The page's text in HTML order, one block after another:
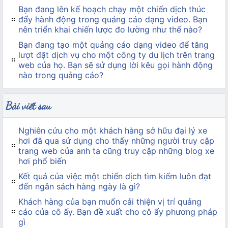
Bạn đang lên kế hoạch chạy một chiến dịch thúc
đẩy hành động trong quảng cáo dạng video. Bạn
nên triển khai chiến lược đo lường như thế nào?
Bạn đang tạo một quảng cáo dạng video để tăng
lượt đặt dịch vụ cho một công ty du lịch trên trang
web của họ. Bạn sẽ sử dụng lời kêu gọi hành động
nào trong quảng cáo?
Bài viết sau
Nghiên cứu cho một khách hàng sở hữu đại lý xe
hơi đã qua sử dụng cho thấy những người truy cập
trang web của anh ta cũng truy cập những blog xe
hơi phổ biến
Kết quả của việc một chiến dịch tìm kiếm luôn đạt
đến ngân sách hàng ngày là gì?
Khách hàng của bạn muốn cải thiện vị trí quảng
cáo của cô ấy. Bạn đề xuất cho cô ấy phương pháp
gì